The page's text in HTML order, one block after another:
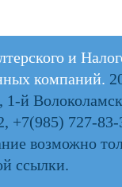
и
компаний.
1-й
, +7(985) 727-83-
возможно
ссылки.